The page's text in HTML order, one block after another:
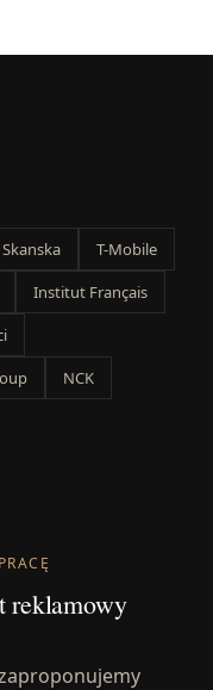
Skanska
T-Mobile
Institut Français
NCK
reklamowy